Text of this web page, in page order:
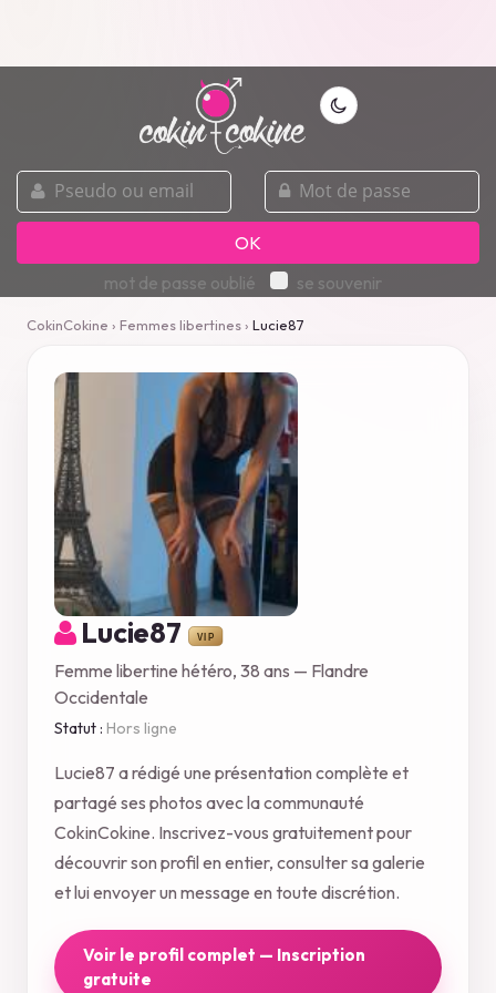
pseudo
ou
email
mot
de
passe
OK
mot de passe oublié
se souvenir
CokinCokine › Femmes libertines› Lucie87
Lucie87
Femme libertine hétéro, 38 ans — Flandre
Occidentale
Statut : Hors ligne
Lucie87 a rédigé une présentation complète et
partagé ses photos avec la communauté
CokinCokine. Inscrivez-vous gratuitement pour
découvrir son profil en entier, consulter sa galerie
et lui envoyer un message en toute discrétion.
Voir le profil complet — Inscription
gratuite